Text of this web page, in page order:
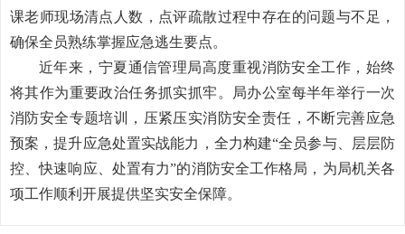
课老师现场清点人数，点评疏散过程中存在的问题与不足，
确保全员熟练掌握应急逃生要点。
近年来，宁夏通信管理局高度重视消防安全工作，始终
将其作为重要政治任务抓实抓牢。局办公室每半年举行一次
消防安全专题培训，压紧压实消防安全责任，不断完善应急
预案，提升应急处置实战能力，全力构建“全员参与、层层防
控、快速响应、处置有力”的消防安全工作格局，为局机关各
项工作顺利开展提供坚实安全保障。